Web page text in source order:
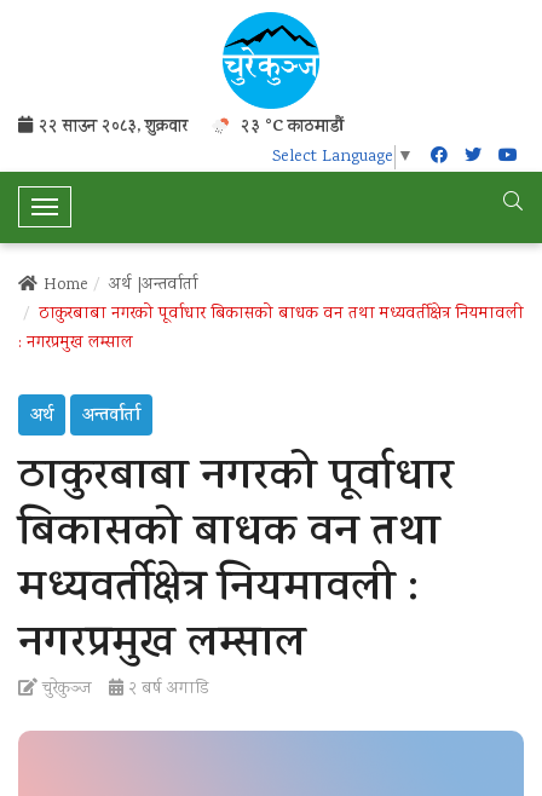
२२ साउन २०८३, शुक्रवार २३ °C काठमाडौं
Select Language ▼
T
o
e
a
v
i
g
a
n
Home अर्थ |अन्तर्वार्ता
ठाकुरबाबा नगरको पूर्वाधार बिकासको बाधक वन तथा मध्यवर्तीक्षेत्र नियमावली
: नगरप्रमुख लम्साल
अर्थ अन्तर्वार्ता
ठाकुरबाबा नगरको पूर्वाधार
बिकासको बाधक वन तथा
मध्यवर्तीक्षेत्र नियमावली :
नगरप्रमुख लम्साल
चुरेकुञ्ज २ बर्ष अगाडि